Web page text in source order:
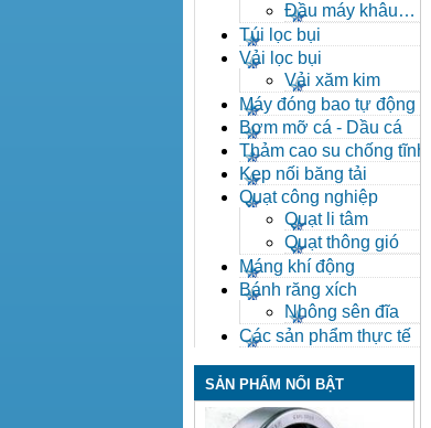
Đầu máy khâu
Bafang
Túi lọc bụi
Vải lọc bụi
Vải xăm kim
Máy đóng bao tự động
Bơm mỡ cá - Dầu cá
Thảm cao su chống tĩnh
điện
Kẹp nối băng tải
Quạt công nghiệp
Quạt li tâm
Quạt thông gió
Máng khí động
Bánh răng xích
Nhông sên đĩa
Các sản phẩm thực tế
SẢN PHẨM NỔI BẬT